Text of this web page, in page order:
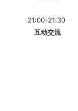
21:00-21:30
互动交流